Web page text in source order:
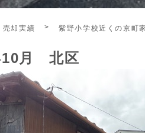
売却実績 紫野小学校近くの京町
10月 北区